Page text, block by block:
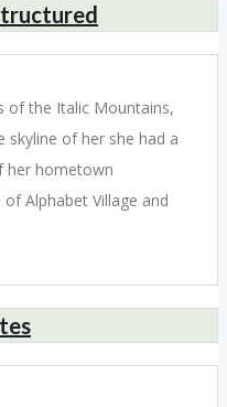
of the Italic Mountains,
skyline of her she had a
her hometown
Alphabet Village and